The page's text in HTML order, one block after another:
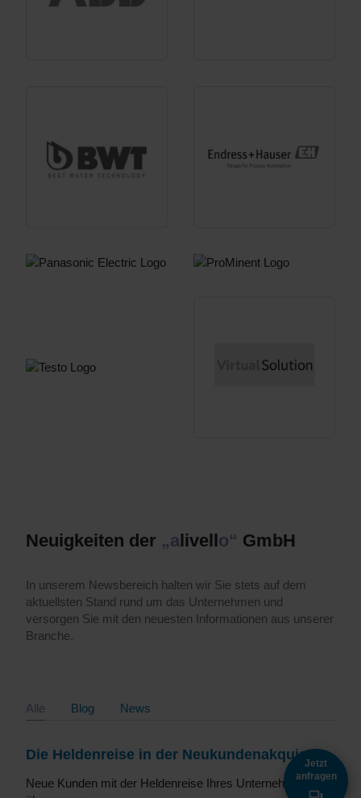
Neuigkeiten der „alivello“ GmbH
In unserem Newsbereich halten wir Sie stets auf dem
aktuellsten Stand rund um das Unternehmen und
versorgen Sie mit den neuesten Informationen aus unserer
Branche.
Alle Blog News
Die Heldenreise in der Neukundenakquise
Neue Kunden mit der Heldenreise Ihres Unternehmens
Jetzt
anfragen